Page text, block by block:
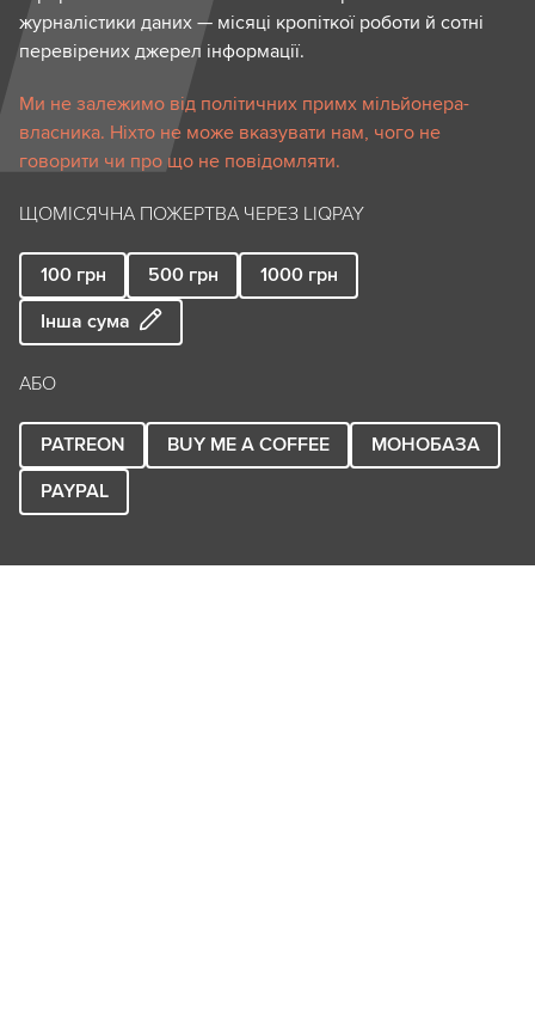
журналістики даних — місяці кропіткої роботи й сотні
перевірених джерел інформації.
Ми не залежимо від політичних примх мільйонера-
власника. Ніхто не може вказувати нам, чого не
говорити чи про що не повідомляти.
ЩОМІСЯЧНА ПОЖЕРТВА ЧЕРЕЗ LIQPAY
100 грн 500 грн 1000 грн
Інша сума
АБО
PATREON BUY ME A COFFEE
МОНОБАЗА
PAYPAL